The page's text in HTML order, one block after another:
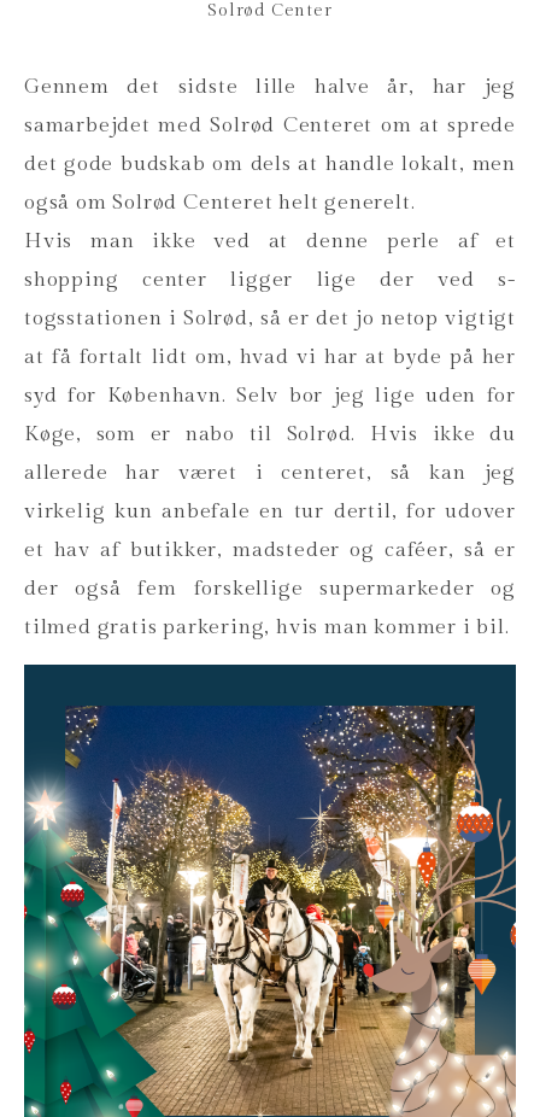
Solrød Center
Gennem det sidste lille halve år, har jeg
samarbejdet med Solrød Centeret om at sprede
det gode budskab om dels at handle lokalt, men
også om Solrød Centeret helt generelt.
Hvis man ikke ved at denne perle af et
shopping center ligger lige der ved s-
togsstationen i Solrød, så er det jo netop vigtigt
at få fortalt lidt om, hvad vi har at byde på her
syd for København. Selv bor jeg lige uden for
Køge, som er nabo til Solrød. Hvis ikke du
allerede har været i centeret, så kan jeg
virkelig kun anbefale en tur dertil, for udover
et hav af butikker, madsteder og caféer, så er
der også fem forskellige supermarkeder og
tilmed gratis parkering, hvis man kommer i bil.